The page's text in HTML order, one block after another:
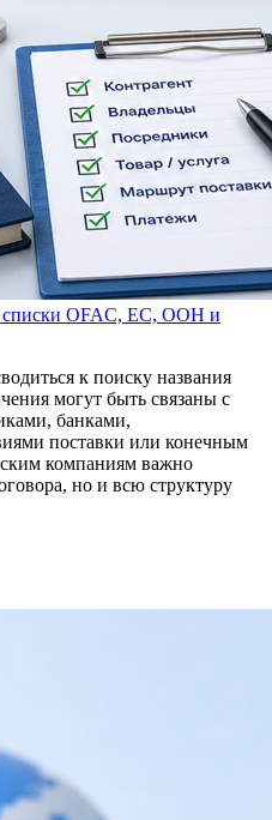
списки OFAC, ЕС, ООН и
к поиску названия
могут быть связаны с
банками,
поставки или конечным
компаниям важно
но и всю структуру